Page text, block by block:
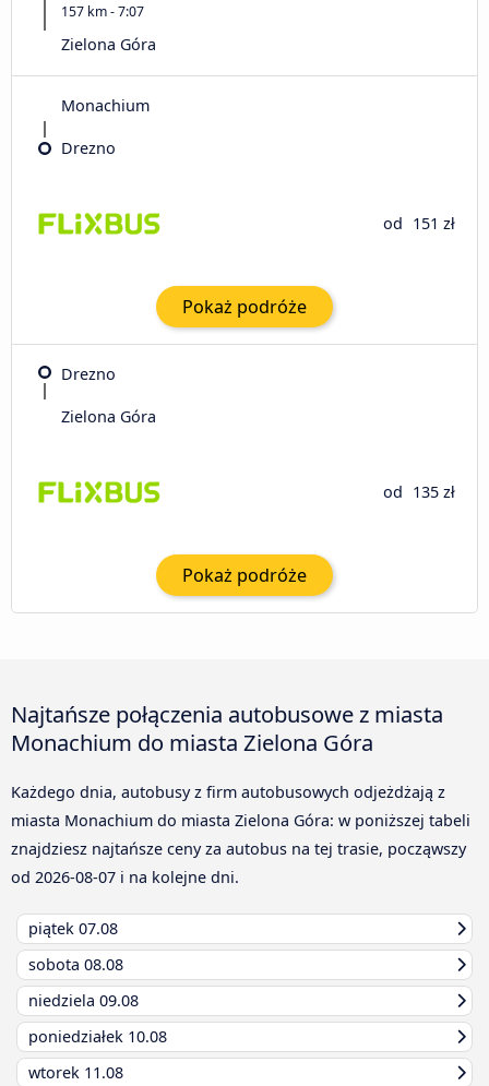
157 km - 7:07
Zielona Góra
Monachium
Drezno
od 151 zł
Pokaż podróże
Drezno
Zielona Góra
od 135 zł
Pokaż podróże
Najtańsze połączenia autobusowe z miasta
Monachium do miasta Zielona Góra
Każdego dnia, autobusy z firm autobusowych odjeżdżają z
miasta Monachium do miasta Zielona Góra: w poniższej tabeli
znajdziesz najtańsze ceny za autobus na tej trasie, począwszy
od 2026-08-07 i na kolejne dni.
piątek 07.08
sobota 08.08
niedziela 09.08
poniedziałek 10.08
wtorek 11.08